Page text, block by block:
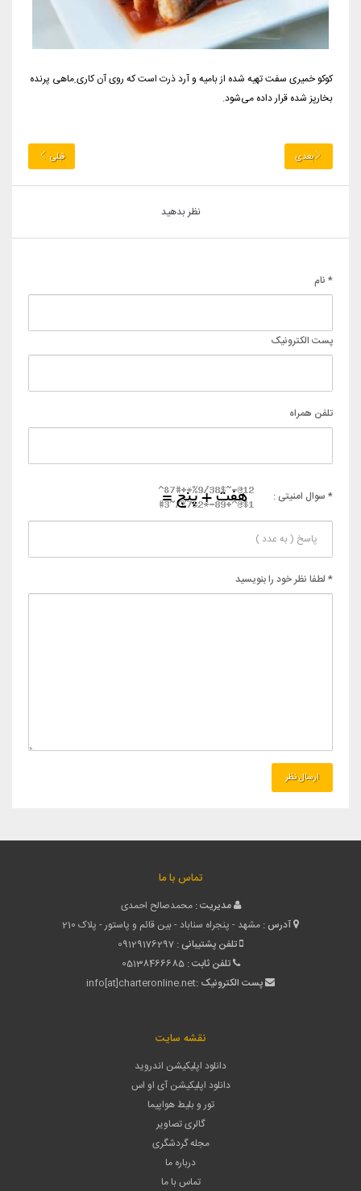
کوکو خمیری سفت تهیه شده از بامیه و آرد ذرت است که روی آن کاری ِماهی پرنده
بخارپز شده قرار داده می‌شود.
بعدی قبلی
نظر بدهید
* نام
پست الکترونیک
تلفن همراه
* سوال امنیتی :
* لطفا نظر خود را بنویسید
تماس با ما
مدیریت : محمدصالح احمدی
آدرس : مشهد - پنجراه سناباد - بین قائم و پاستور - پلاک 210
تلفن پشتیبانی : 09129176297
تلفن ثابت : 05138466685
پست الکترونیک :info[at]charteronline.net
نقشه سایت
دانلود اپلیکیشن اندروید
دانلود اپلیکیشن آی او اس
تور و بلیط هواپیما
گالری تصاویر
مجله گردشگری
درباره ما
تماس با ما